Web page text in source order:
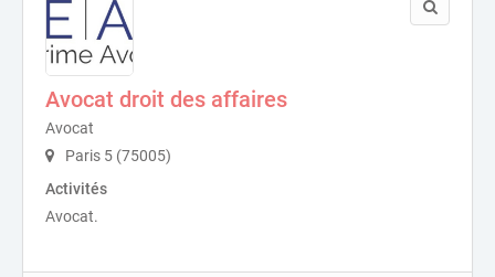
Avocat droit des affaires
Avocat
Paris 5 (75005)
Activités
Avocat.